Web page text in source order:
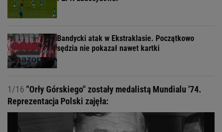
Bandycki atak w Ekstraklasie. Początkowo
sędzia nie pokazał nawet kartki
1/16 "Orły Górskiego" zostały medalistą Mundialu '74.
Reprezentacja Polski zajęła: